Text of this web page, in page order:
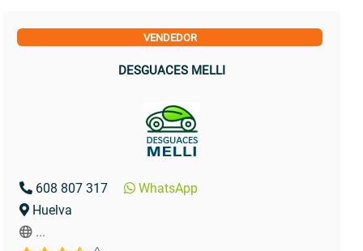
VENDEDOR
DESGUACES MELLI
608 807 317
WhatsApp
Huelva
...